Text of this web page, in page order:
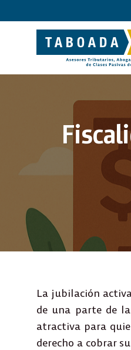
al
contenido
La jubilación
de una parte de
atractiva para
derecho a cobrar